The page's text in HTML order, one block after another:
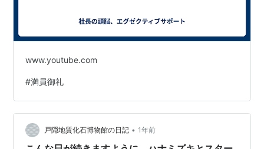
www.youtube.com
#満員御礼
戸隠地質化石博物館の日記 • 1年前